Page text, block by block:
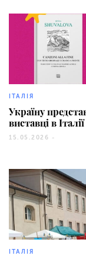
ІТАЛІЯ
Україну
виставці в Італії
15.05.2026 -
ІТАЛІЯ